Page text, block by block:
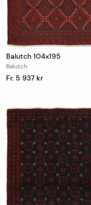
Balutch 104x195
Balutch
Fr. 5 937 kr